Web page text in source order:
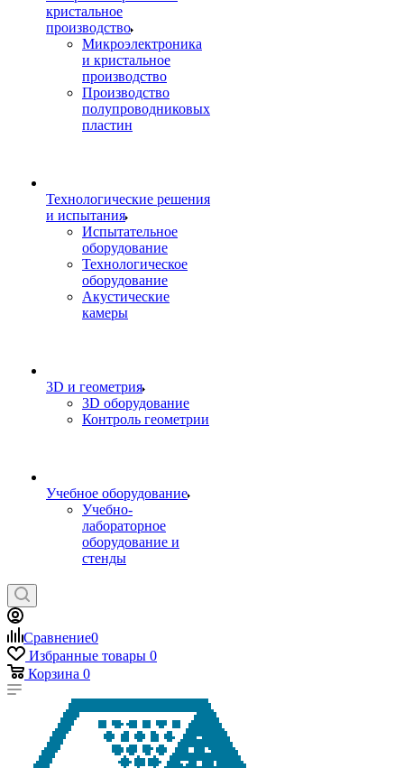
кристальное
производство
Микроэлектроника
и кристальное
производство
Производство
полупроводниковых
пластин
Технологические решения
и испытания
Испытательное
оборудование
Технологическое
оборудование
Акустические
камеры
3D и геометрия
3D оборудование
Контроль геометрии
Учебное оборудование
Учебно-
лабораторное
оборудование и
стенды
Сравнение0
Избранные товары 0
Корзина 0